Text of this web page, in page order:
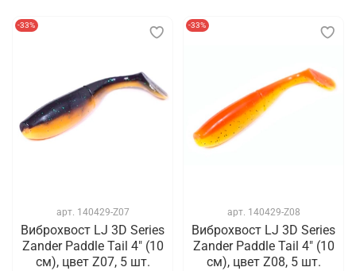
-33%
арт. 140429-Z07
Виброхвост LJ 3D Series
Zander Paddle Tail 4" (10
см), цвет Z07, 5 шт.
-33%
арт. 140429-Z08
Виброхвост LJ 3D Series
Zander Paddle Tail 4" (10
см), цвет Z08, 5 шт.